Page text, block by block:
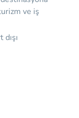
ve iş